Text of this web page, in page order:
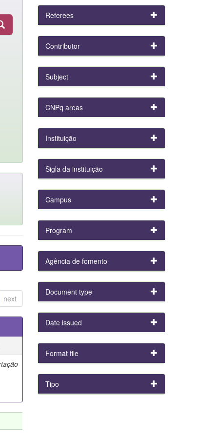
next
Referees
Contributor
Subject
CNPq areas
Instituição
Sigla da instituição
Campus
Program
Agência de fomento
Document type
Date issued
Format file
Tipo